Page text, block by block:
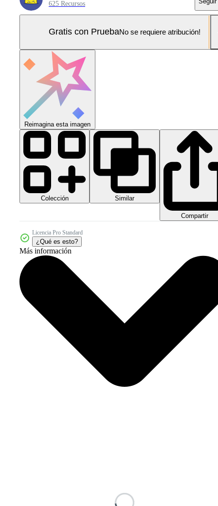
625 Recursos
Gratis con PruebaNo se requiere atribución!
Reimagina esta imagen
Colección Similar
Compartir
Licencia Pro Standard
¿Qué es esto?
Más información